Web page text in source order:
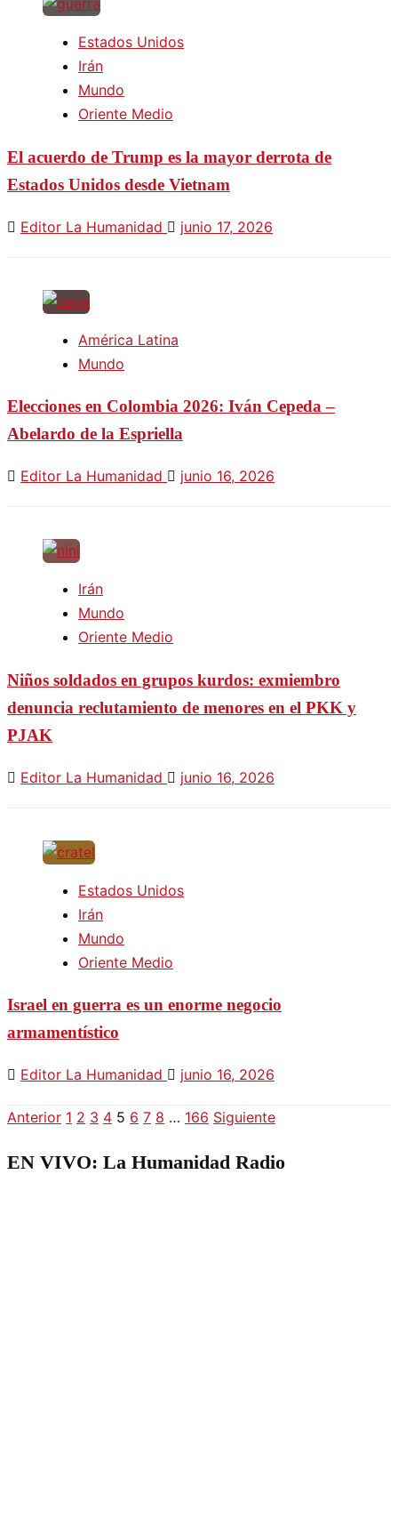
Estados Unidos
Irán
Mundo
Oriente Medio
El acuerdo de Trump es la mayor derrota de
Estados Unidos desde Vietnam
Editor La Humanidad junio 17, 2026
América Latina
Mundo
Elecciones en Colombia 2026: Iván Cepeda –
Abelardo de la Espriella
Editor La Humanidad junio 16, 2026
Irán
Mundo
Oriente Medio
Niños soldados en grupos kurdos: exmiembro
denuncia reclutamiento de menores en el PKK y
PJAK
Editor La Humanidad junio 16, 2026
Estados Unidos
Irán
Mundo
Oriente Medio
Israel en guerra es un enorme negocio
armamentístico
Editor La Humanidad junio 16, 2026
Paginación
de
Anterior 1 2 3 4 5 6 7 8 … 166 Siguiente
EN VIVO: La Humanidad Radio